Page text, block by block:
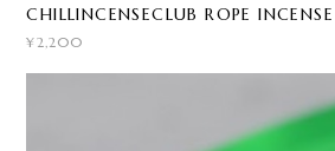
CHILLINCENSECLUB ROPE INCENSE
¥2,200